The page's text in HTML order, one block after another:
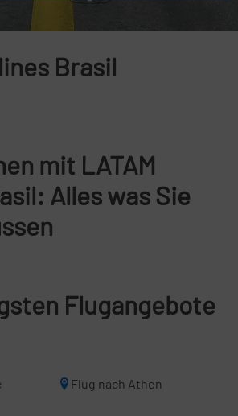
Brasil
mit LATAM
Alles was Sie
Flugangebote
Flug nach Athen